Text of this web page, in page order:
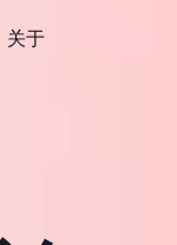
关于